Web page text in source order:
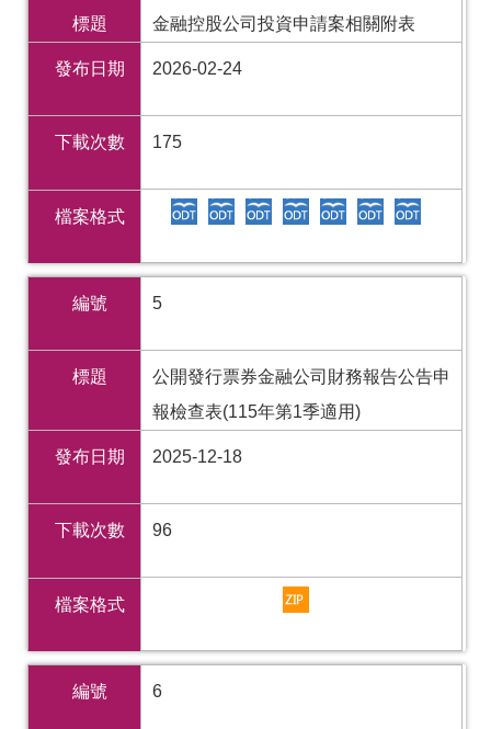
標題 金融控股公司投資申請案相關附表
發布日期 2026-02-24
下載次數 175
檔案格式
編號 5
標題
公開發行票券金融公司財務報告公告申
報檢查表(115年第1季適用)
發布日期 2025-12-18
下載次數 96
檔案格式
編號 6